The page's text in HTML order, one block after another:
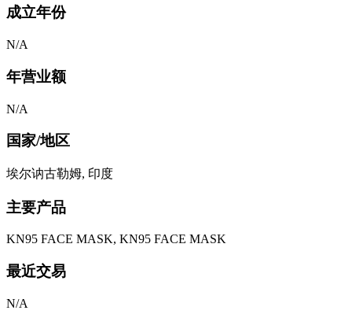
成立年份
N/A
年营业额
N/A
国家/地区
埃尔讷古勒姆, 印度
主要产品
KN95 FACE MASK, KN95 FACE MASK
最近交易
N/A